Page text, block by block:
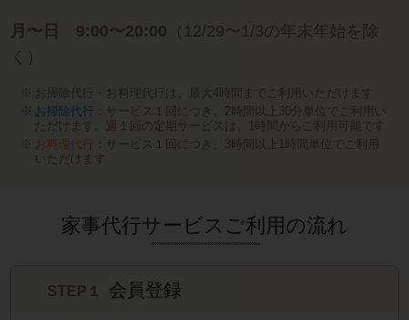
月〜日 9:00〜20:00 （12/29〜1/3の年末年始を除
く）
お掃除代行・お料理代行は、最大4時間までご利用いただけます
お掃除代行 ：サービス１回につき、2時間以上30分単位でご利用い
ただけます。週１回の定期サービスは、1時間からご利用可能です
お料理代行 ：サービス１回につき、3時間以上1時間単位でご利用
いただけます
家事代行サービスご利用の流れ
STEP１ 会員登録